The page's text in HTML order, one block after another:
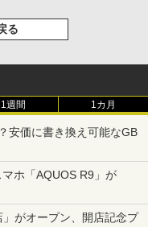
る
1週間 1カ月
安価に書き換え可能なGB
ホ「AQUOS R9」が
がオープン、開店記念プ